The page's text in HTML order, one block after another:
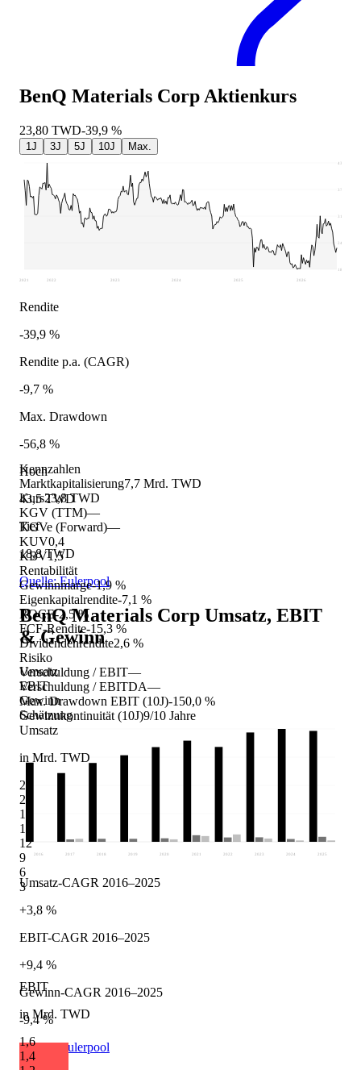
Kennzahlen
Marktkapitalisierung7,7 Mrd. TWD
Kurs23,8 TWD
KGV (TTM)—
KGVe (Forward)—
KUV0,4
KBV1,5
Rentabilität
Gewinnmarge-1,9 %
Eigenkapitalrendite-7,1 %
ROCE-2,5 %
FCF-Rendite-15,3 %
Dividendenrendite2,6 %
Risiko
Verschuldung / EBIT—
Verschuldung / EBITDA—
Max. Drawdown EBIT (10J)-150,0 %
Gewinnkontinuität (10J)9/10 Jahre
Umsatz
in Mrd. TWD
24
21
18
15
12
9
6
3
EBIT
in Mrd. TWD
1,6
1,4
BenQ Materials Corp Aktienkurs
23,80 TWD-39,9 %
1J 3J 5J 10J Max.
18,8
24,98
31,15
37,33
43,5
2021 2022 2023 2024 2025 2026
Rendite
-39,9 %
Rendite p.a. (CAGR)
-9,7 %
Max. Drawdown
-56,8 %
Hoch
43,5 TWD
Tief
18,8 TWD
Quelle: Eulerpool
BenQ Materials Corp Umsatz, EBIT
& Gewinn
Umsatz
EBIT
Gewinn
Schätzung
2016 2017 2018 2019 2020 2021 2022 2023 2024 2025
Umsatz-CAGR 2016–2025
+3,8 %
EBIT-CAGR 2016–2025
+9,4 %
Gewinn-CAGR 2016–2025
-9,4 %
Quelle: Eulerpool